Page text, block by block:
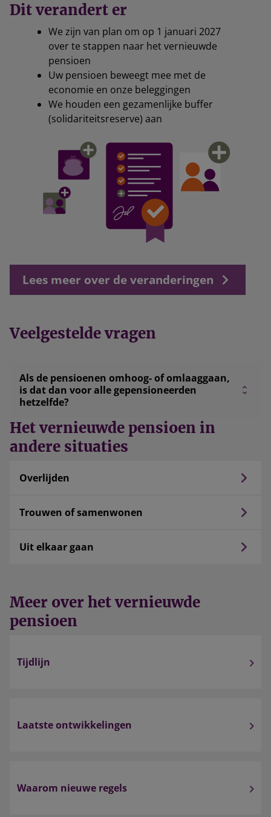
Dit verandert er
We zijn van plan om op 1 januari 2027
over te stappen naar het vernieuwde
pensioen
Uw pensioen beweegt mee met de
economie en onze beleggingen
We houden een gezamenlijke buffer
(solidariteitsreserve) aan
Lees meer over de veranderingen
Veelgestelde vragen
Als de pensioenen omhoog- of omlaaggaan,
is dat dan voor alle gepensioneerden
hetzelfde?
Het vernieuwde pensioen in
andere situaties
Overlijden
Trouwen of samenwonen
Uit elkaar gaan
Meer over het vernieuwde
pensioen
Tijdlijn
Laatste ontwikkelingen
Waarom nieuwe regels